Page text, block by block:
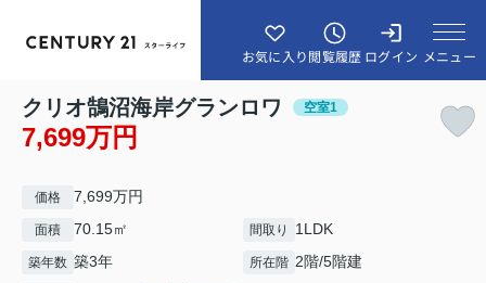
お気に入り閲覧履歴 ログイン メニュー
クリオ鵠沼海岸グランロワ 空室1
7,699万円
価格 7,699万円
面積 70.15㎡ 間取り 1LDK
築年数 築3年 所在階 2階/5階建